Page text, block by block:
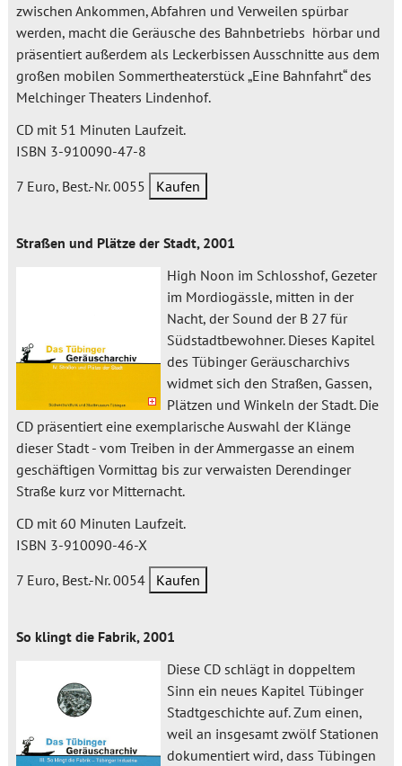
zwischen Ankommen, Abfahren und Verweilen spürbar
werden, macht die Geräusche des Bahnbetriebs hörbar und
präsentiert außerdem als Leckerbissen Ausschnitte aus dem
großen mobilen Sommertheaterstück „Eine Bahnfahrt“ des
Melchinger Theaters Lindenhof.
CD mit 51 Minuten Laufzeit.
ISBN 3-910090-47-8
7 Euro, Best.-Nr. 0055
Straßen und Plätze der Stadt, 2001
High Noon im Schlosshof, Gezeter
im Mordiogässle, mitten in der
Nacht, der Sound der B 27 für
Südstadtbewohner. Dieses Kapitel
des Tübinger Geräuscharchivs
widmet sich den Straßen, Gassen,
Plätzen und Winkeln der Stadt. Die
CD präsentiert eine exemplarische Auswahl der Klänge
dieser Stadt - vom Treiben in der Ammergasse an einem
geschäftigen Vormittag bis zur verwaisten Derendinger
Straße kurz vor Mitternacht.
CD mit 60 Minuten Laufzeit.
ISBN 3-910090-46-X
7 Euro, Best.-Nr. 0054
So klingt die Fabrik, 2001
Diese CD schlägt in doppeltem
Sinn ein neues Kapitel Tübinger
Stadtgeschichte auf. Zum einen,
weil an insgesamt zwölf Stationen
dokumentiert wird, dass Tübingen